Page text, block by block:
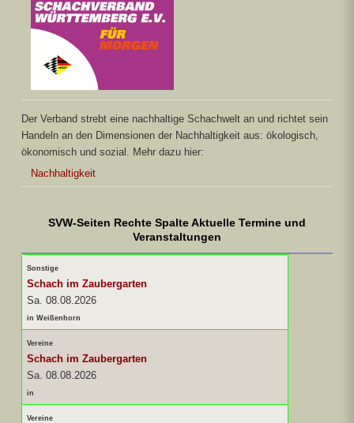
Der Verband strebt eine nachhaltige Schachwelt an und richtet sein
Handeln an den Dimensionen der Nachhaltigkeit aus: ökologisch,
ökonomisch und sozial. Mehr dazu hier:
Nachhaltigkeit
SVW-Seiten Rechte Spalte Aktuelle Termine und
Veranstaltungen
Sonstige
Schach im Zaubergarten
Sa. 08.08.2026
in Weißenhorn
Vereine
Schach im Zaubergarten
Sa. 08.08.2026
in
Vereine